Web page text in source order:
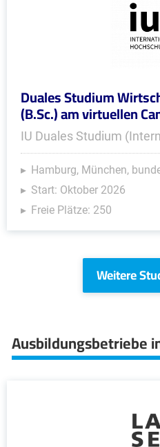
Duales Studium
(B.Sc.) am virtuellen
IU Duales Studium
Hamburg, München,
Start: Oktober 2026
Freie Plätze: 250
Weitere
Ausbildungsbetriebe